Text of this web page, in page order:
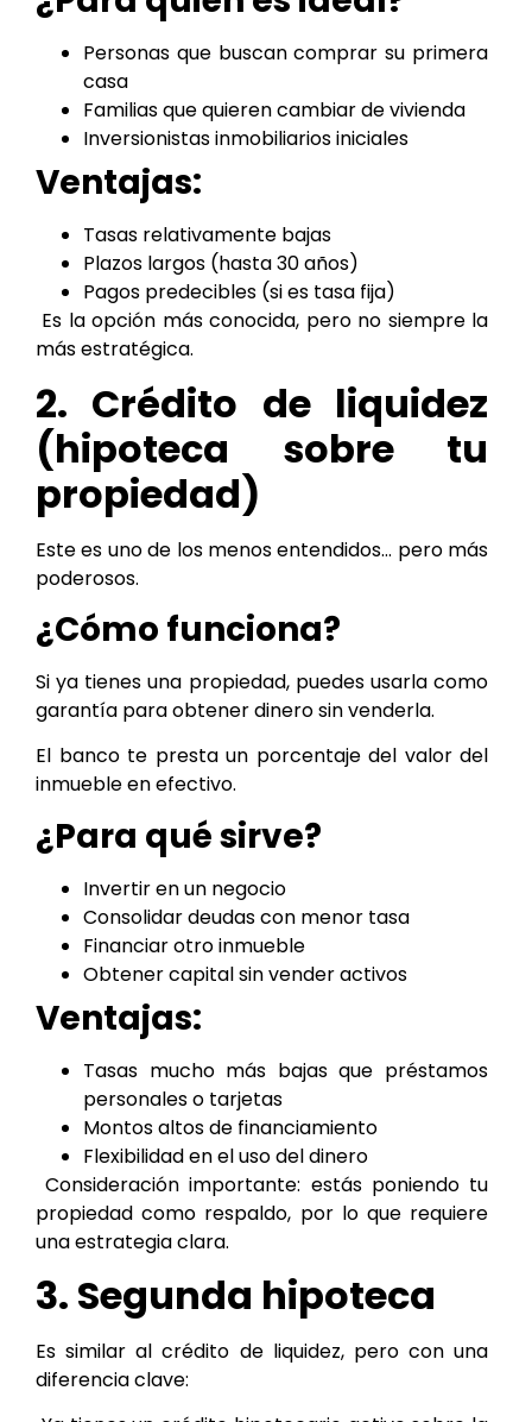
Personas que buscan comprar su primera
casa
Familias que quieren cambiar de vivienda
Inversionistas inmobiliarios iniciales
Ventajas:
Tasas relativamente bajas
Plazos largos (hasta 30 años)
Pagos predecibles (si es tasa fija)
Es la opción más conocida, pero no siempre la
más estratégica.
2. Crédito de liquidez
(hipoteca sobre tu
propiedad)
Este es uno de los menos entendidos… pero más
poderosos.
¿Cómo funciona?
Si ya tienes una propiedad, puedes usarla como
garantía para obtener dinero sin venderla.
El banco te presta un porcentaje del valor del
inmueble en efectivo.
¿Para qué sirve?
Invertir en un negocio
Consolidar deudas con menor tasa
Financiar otro inmueble
Obtener capital sin vender activos
Ventajas:
Tasas mucho más bajas que préstamos
personales o tarjetas
Montos altos de financiamiento
Flexibilidad en el uso del dinero
Consideración importante: estás poniendo tu
propiedad como respaldo, por lo que requiere
una estrategia clara.
3. Segunda hipoteca
Es similar al crédito de liquidez, pero con una
diferencia clave: